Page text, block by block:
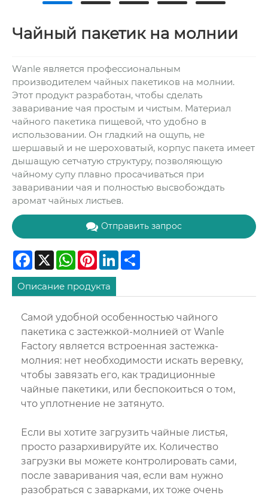
Чайный пакетик на молнии
Wanle является профессиональным
производителем чайных пакетиков на молнии.
Этот продукт разработан, чтобы сделать
заваривание чая простым и чистым. Материал
чайного пакетика пищевой, что удобно в
использовании. Он гладкий на ощупь, не
шершавый и не шероховатый, корпус пакета имеет
дышащую сетчатую структуру, позволяющую
чайному супу плавно просачиваться при
заваривании чая и полностью высвобождать
аромат чайных листьев.
Отправить запрос
Facebook
X WhatsApp
PinterestLinkedIn
Описание продукта
Самой удобной особенностью чайного
пакетика с застежкой-молнией от Wanle
Factory является встроенная застежка-
молния: нет необходимости искать веревку,
чтобы завязать его, как традиционные
чайные пакетики, или беспокоиться о том,
что уплотнение не затянуто.
Если вы хотите загрузить чайные листья,
просто разархивируйте их. Количество
загрузки вы можете контролировать сами,
после заваривания чая, если вам нужно
разобраться с заварками, их тоже очень